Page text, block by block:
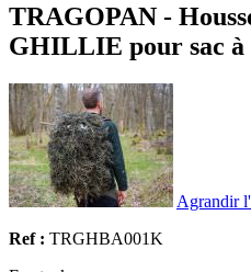
TRAGOPAN -
GHILLIE pour sac à
Agrandir
Ref : TRGHBA001K